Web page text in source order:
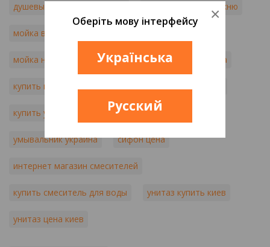
душевые кабины киев цена купить мойку на кухню
мойка в кухню
мойка на кухню киев кухонные мойки киев цена
купить мебель в ванную
купить умывальник в интернет магазине
умывальник украина сифон цена
интернет магазин смесителей
купить смеситель для воды унитаз купить киев
унитаз цена киев
×
Оберіть мову інтерфейсу
Українська
Русский